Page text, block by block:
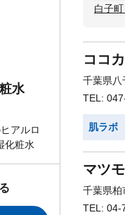
水
アルロ
化粧水
白子町
ココ
千葉県八
TEL:
肌ラボ
マツ
千葉県柏
TEL: 04-